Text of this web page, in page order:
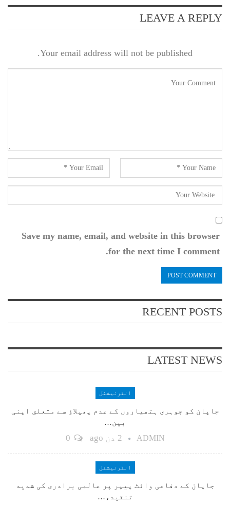
LEAVE A REPLY
Your email address will not be published.
Save my name, email, and website in this browser
for the next time I comment.
RECENT POSTS
LATEST NEWS
انٹرنیشنل
جاپان کو جوہری ہتھیاروں کے عدم پھیلاؤ سے متعلق اپنی
بین…
ADMIN 2 دن ago
انٹرنیشنل
جاپان کے دفاعی وائٹ پیپر پر عالمی برادری کی شدید
تنقید،…